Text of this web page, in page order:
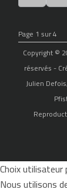
Page 1 sur 4
Copyright ©
réservés -
Julien
Choix utilisateur
Nous utilisons